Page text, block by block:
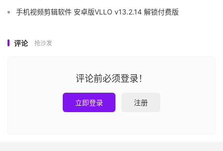
手机视频剪辑软件 安卓版VLLO v13.2.14 解锁付费版
评论 抢沙发
评论前必须登录！
立即登录 注册